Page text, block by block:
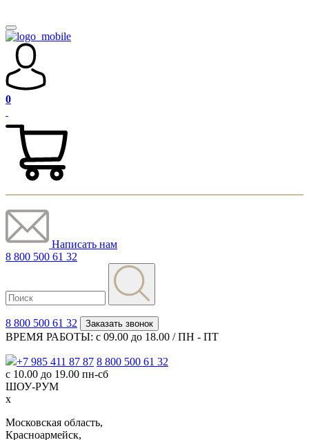
0
Написать нам
8 800 500 61 32
8 800 500 61 32 Заказать звонок
ВРЕМЯ РАБОТЫ: с 09.00 до 18.00 / ПН - ПТ
+7 985 411 87 87 8 800 500 61 32
с 10.00 до 19.00 пн-сб
ШОУ-РУМ
x
Московская область,
Красноармейск,